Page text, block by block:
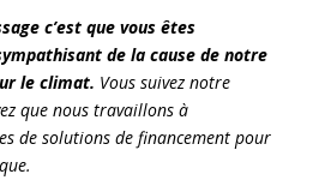
c’est que vous êtes
de la cause de notre
le climat. Vous suivez notre
que nous travaillons à
de solutions de financement pour